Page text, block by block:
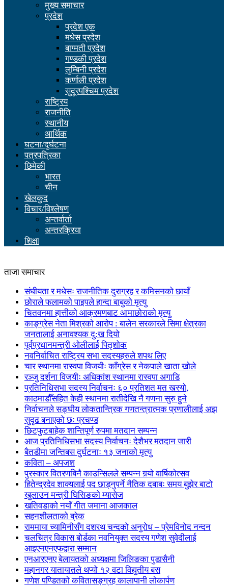
मुख्य समाचार
प्रदेश
प्रदेश एक
मधेस प्रदेश
बाग्मती प्रदेश
गण्डकी प्रदेश
लुम्बिनी प्रदेश
कर्णाली प्रदेश
सुदूरपश्चिम प्रदेश
राष्ट्रिय
राजनीति
स्थानीय
आर्थिक
घटना/दुर्घटना
पत्रपत्रिका
छिमेकी
भारत
चीन
खेलकुद
विचार/विश्लेषण
अन्तर्वार्ता
अन्तरक्रिया
शिक्षा
ताजा समाचार
संघीयता र मधेसः राजनीतिक दुराग्रह र कमिसनको छायाँ
छोराले फलामको पाइपले हान्दा बाबुको मृत्यु
चितवनमा हात्तीको आक्रमणबाट आमाछोराको मृत्यु
काङ्ग्रेस नेता मिश्रको आरोप : बालेन सरकारले सिमा क्षेत्रका
जनतालाई अनावश्यक दु:ख दियो
पूर्वप्रधानमन्त्री ओलीलाई पितृशोक
नवनिर्वाचित राष्ट्रिय सभा सदस्यहरुले शपथ लिए
चार स्थानमा रास्वपा विजयीः काँग्रेस र नेकपाले खाता खोले
रञ्जु दर्शना विजयीः अधिकांश स्थानमा रास्वपा अगाडि
प्रतिनिधिसभा सदस्य निर्वाचनः ६० प्रतिशत मत खस्यो,
काठमाडौँसहित केही स्थानमा रातीदेखि नै गणना सुरु हुने
निर्वाचनले सङ्घीय लोकतान्त्रिक गणतन्त्रात्मक प्रणालीलाई अझ
सुदृढ बनाएको छः प्रचण्ड
छिटफुटबाहेक शान्तिपूर्ण रुपमा मतदान सम्पन्न
आज प्रतिनिधिसभा सदस्य निर्वाचनः देशैभर मतदान जारी
बैतडीमा जन्तिबस दुर्घटनाः १३ जनाको मृत्यु
कविता – अपजश
पुरस्कार वितरणबिनै काउन्सिलले सम्पन्न गर्‍यो वार्षिकोत्सव
हितेन्द्रदेव शाक्यलाई पद छाड्नुपर्ने नैतिक दबाबः समय बुझेर बाटो
खुलाउन मन्त्री घिसिङको म्यासेज
खतिवडाको नयाँ गीत जमाना आजकाल
सहनशीलताको ब्रेक
राममाया च्यामिनीसँग दशरथ चन्दको अनुरोध – प्रेमविनोद नन्दन
चलचित्र विकास बोर्डका नवनियुक्त सदस्य गणेश सुवेदीलाई
आइएनएनएफद्वारा सम्मान
एनआरएनए बेलायतको अध्यक्षमा जिलिङका पुडासैनी
महानगर यातायातले थप्यो १२ वटा विद्युतीय बस
गणेश पण्डितको कवितासङ्ग्रह कालापानी लोकार्पण